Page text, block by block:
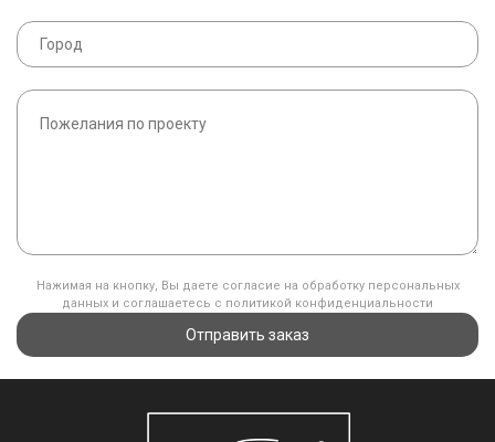
Нажимая на кнопку, Вы даете согласие на обработку персональных
данных и соглашаетесь с политикой конфиденциальности
Отправить заказ